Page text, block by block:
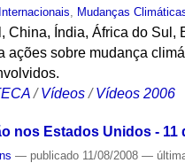
Mudanças
China, Índia, África do
ações sobre mudança
/Vídeos /Vídeos 2006
nos Estados Unidos - 11
— publicado 11/08/2008—